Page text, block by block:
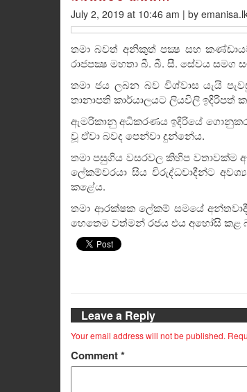
July 2, 2019 at 10:46 am | by
තමා බවත් අනිකුත් පක්‍ෂ සහ
රාජපක්‍ෂ මහතා බී. බී. සී. සේවය සමග
තමා ජය ලබන බව විශ්වාස යැයි
තානාපති කාර්යාලයට ලියවිලි ඉදිරිපත්
ඇමරිකානු අධිකරණය ඉදිරියේ
වූ ඒවා බවද පෙන්වා දුන්නේය.
තමා පසුගිය වසරවල කිහිප වතාවක්ම
ලේකම්වරයා සිය විරුද්ධවාදීන්ට
කළේය.
තමා ආරක්ෂක ලේකම් සමයේ
හෙතෙම වත්මන් රජය එය අහෝසි කළ
Leave a Reply
Your email address will not be published.
Comment*